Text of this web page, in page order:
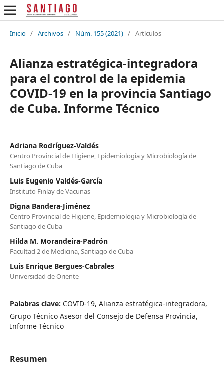
Inicio / Archivos / Núm. 155 (2021) / Artículos
Alianza estratégica-integradora
para el control de la epidemia
COVID-19 en la provincia Santiago
de Cuba. Informe Técnico
Adriana Rodríguez-Valdés
Centro Provincial de Higiene, Epidemiologia y Microbiología de
Santiago de Cuba
Luis Eugenio Valdés-García
Instituto Finlay de Vacunas
Digna Bandera-Jiménez
Centro Provincial de Higiene, Epidemiologia y Microbiología de
Santiago de Cuba
Hilda M. Morandeira-Padrón
Facultad 2 de Medicina, Santiago de Cuba
Luis Enrique Bergues-Cabrales
Universidad de Oriente
Palabras clave: COVID-19, Alianza estratégica-integradora,
Grupo Técnico Asesor del Consejo de Defensa Provincia,
Informe Técnico
Resumen